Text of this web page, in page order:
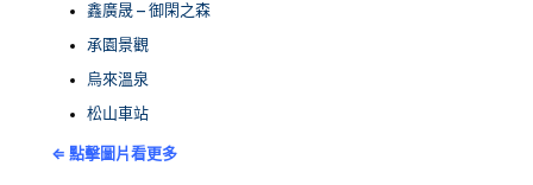
鑫廣晟 – 御閑之森
承園景觀
烏來溫泉
松山車站
⇐ 點擊圖片看更多